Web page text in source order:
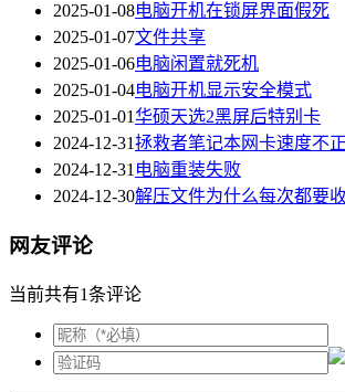
2025-01-08电脑开机在锁屏界面假死
2025-01-07文件共享
2025-01-06电脑闲置就死机
2025-01-04电脑开机显示安全模式
2025-01-01华硕天选2黑屏后特别卡
2024-12-31拯救者笔记本网卡速度不
2024-12-31 电脑重装失败
2024-12-30解压文件为什么每次都要收
网友评论
当前共有1条评论